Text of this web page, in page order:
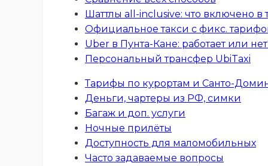
Шаттлы all-inclusive: что включено в
Официальное такси с фикс.
Uber в Пунта-Кане: работает или
Персональный трансфер UbiTaxi
Тарифы по курортам и Санто-
Деньги, чартеры из РФ, симки
Багаж и доп. услуги
Ночные прилёты
Доступность для маломобильных
Часто задаваемые вопросы